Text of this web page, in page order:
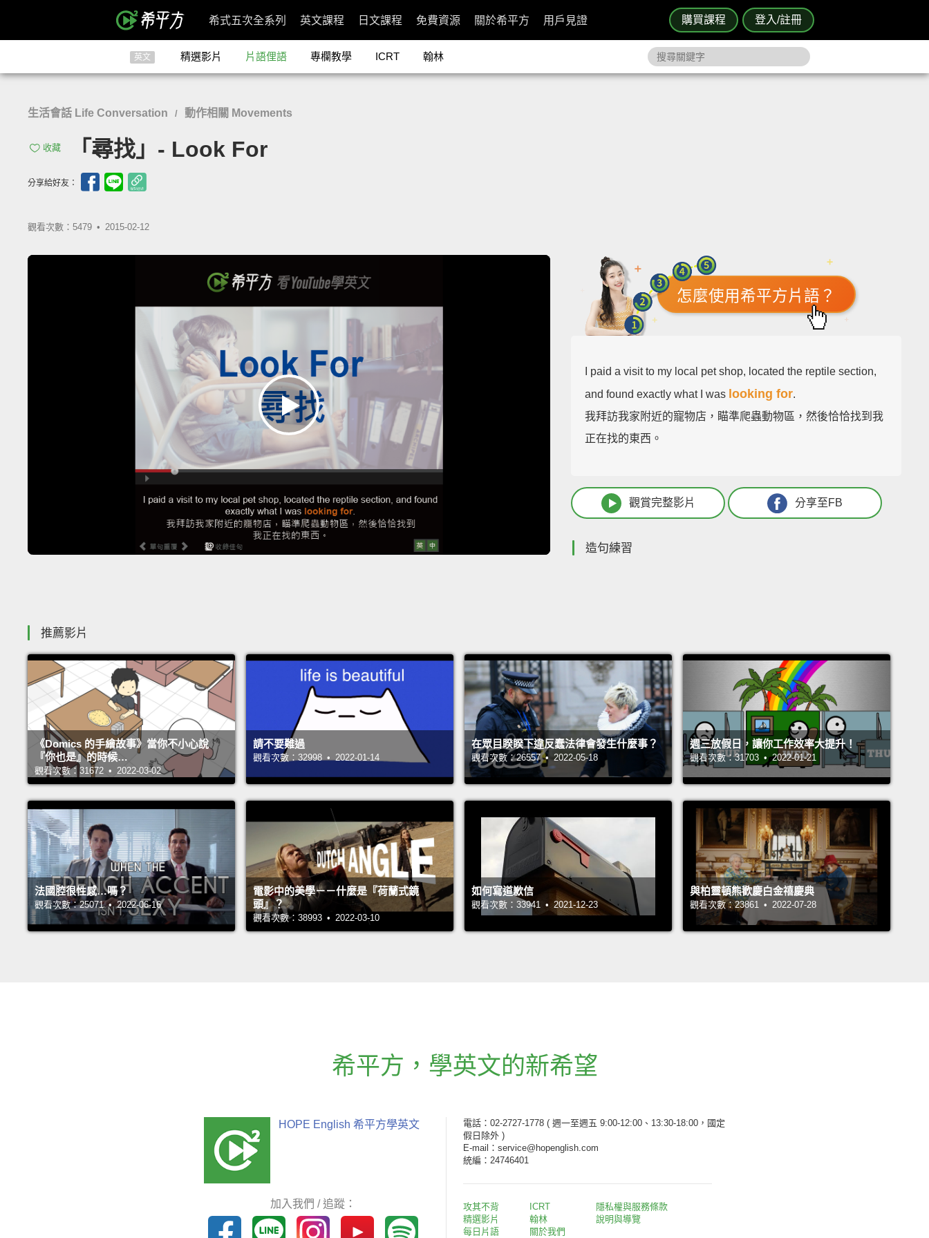
購買課程 登入/註冊
希式五次全系列 英文課程 日文課程 免費資源 關於希平方 用戶見證
英文 精選影片 片語俚語 專欄教學 ICRT 翰林
生活會話 Life Conversation / 動作相關 Movements
收藏 「尋找」- Look For
分享給好友：
觀看次數：5479 • 2015-02-12
怎麼使用希平方片語？
I paid a visit to my local pet shop, located the reptile section,
and found exactly what I was looking for.
我拜訪我家附近的寵物店，瞄準爬蟲動物區，然後恰恰找到我
正在找的東西。
觀賞完整影片 分享至FB
造句練習
推薦影片
《Domics 的手繪故事》當你不小心說
『你也是』的時候…
觀看次數：31672 • 2022-03-02
請不要難過
觀看次數：32998 • 2022-01-14
在眾目睽睽下違反蠢法律會發生什麼事？
觀看次數：26557 • 2022-05-18
週三放假日，讓你工作效率大提升！
觀看次數：31703 • 2022-01-21
法國腔很性感…嗎？
觀看次數：25071 • 2022-06-16
電影中的美學－－什麼是『荷蘭式鏡
頭』？
觀看次數：38993 • 2022-03-10
如何寫道歉信
觀看次數：33941 • 2021-12-23
與柏靈頓熊歡慶白金禧慶典
觀看次數：23861 • 2022-07-28
希平方 ， 學英文的新希望
HOPE English 希平方學英文
加入我們 / 追蹤：
電話：02-2727-1778 ( 週一至週五 9:00-12:00、13:30-18:00，國定
假日除外 )
E-mail：service@hopenglish.com
統編：24746401
攻其不背
精選影片
每日片語
ICRT
翰林
關於我們
隱私權與服務條款
說明與導覽